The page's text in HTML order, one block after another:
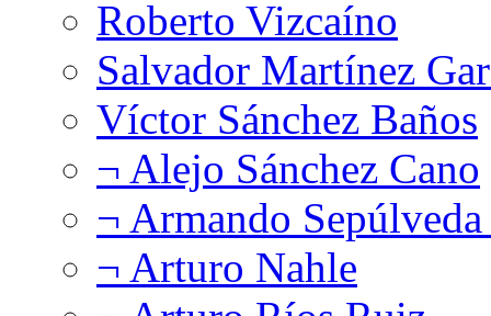
Roberto Vizcaíno
Salvador Martínez
Víctor Sánchez Baños
¬ Alejo Sánchez Cano
¬ Armando
¬ Arturo Nahle